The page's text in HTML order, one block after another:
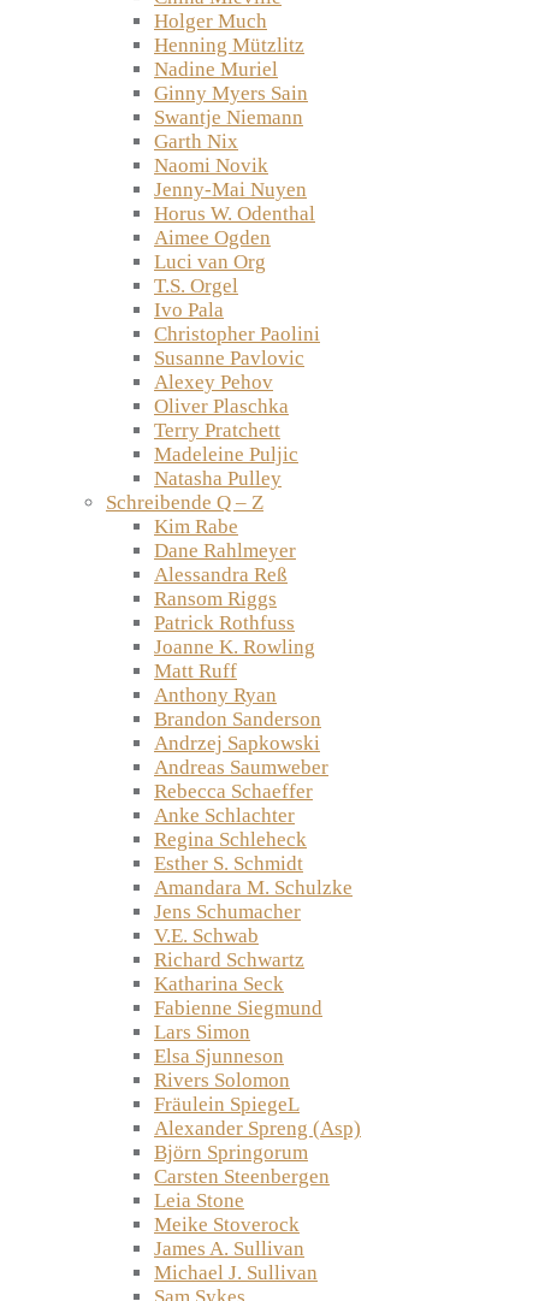
Holger Much
Henning Mützlitz
Nadine Muriel
Ginny Myers Sain
Swantje Niemann
Garth Nix
Naomi Novik
Jenny-Mai Nuyen
Horus W. Odenthal
Aimee Ogden
Luci van Org
T.S. Orgel
Ivo Pala
Christopher Paolini
Susanne Pavlovic
Alexey Pehov
Oliver Plaschka
Terry Pratchett
Madeleine Puljic
Natasha Pulley
Schreibende Q – Z
Kim Rabe
Dane Rahlmeyer
Alessandra Reß
Ransom Riggs
Patrick Rothfuss
Joanne K. Rowling
Matt Ruff
Anthony Ryan
Brandon Sanderson
Andrzej Sapkowski
Andreas Saumweber
Rebecca Schaeffer
Anke Schlachter
Regina Schleheck
Esther S. Schmidt
Amandara M. Schulzke
Jens Schumacher
V.E. Schwab
Richard Schwartz
Katharina Seck
Fabienne Siegmund
Lars Simon
Elsa Sjunneson
Rivers Solomon
Fräulein SpiegeL
Alexander Spreng (Asp)
Björn Springorum
Carsten Steenbergen
Leia Stone
Meike Stoverock
James A. Sullivan
Michael J. Sullivan